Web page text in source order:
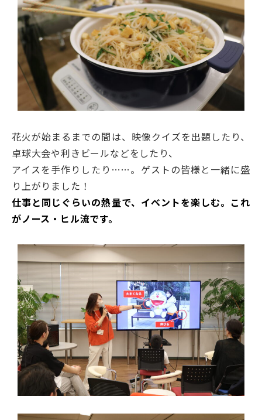
花火が始まるまでの間は、映像クイズを出題したり、
卓球大会や利きビールなどをしたり、
アイスを手作りしたり……。ゲストの皆様と一緒に盛
り上がりました！
仕事と同じぐらいの熱量で、イベントを楽しむ。これ
がノース・ヒル流です。